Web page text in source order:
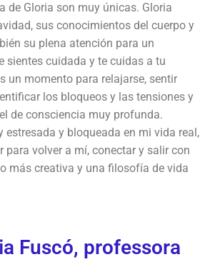
de Gloria son muy únicas. Gloria
sus conocimientos del cuerpo y
su plena atención para un
sientes cuidada y te cuidas a tu
un momento para relajarse, sentir
los bloqueos y las tensiones y
de consciencia muy profunda.
estresada y bloqueada en mi vida real,
para volver a mí, conectar y salir con
más creativa y una filosofía de vida
Fuscó, professora